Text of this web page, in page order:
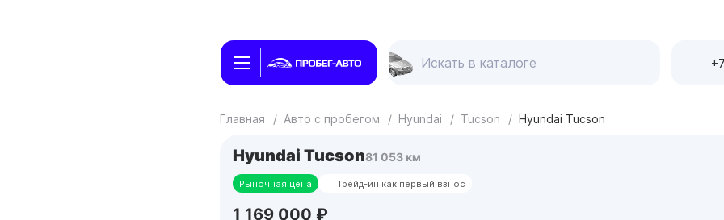
Главная / Авто с пробегом / Hyundai / Tucson / Hyundai Tucson
Hyundai Tucson81 053 км
Рыночная цена Трейд-ин как первый взнос
1 169 000 ₽